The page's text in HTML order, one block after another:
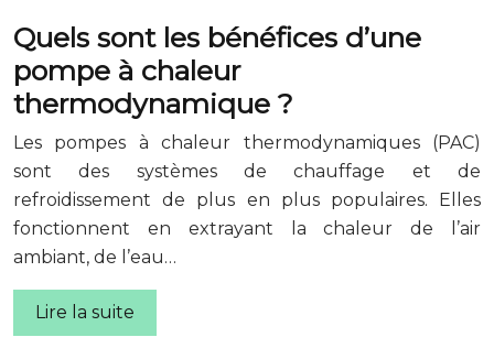
Quels sont les bénéfices d’une
pompe à chaleur
thermodynamique ?
Les pompes à chaleur thermodynamiques (PAC)
sont des systèmes de chauffage et de
refroidissement de plus en plus populaires. Elles
fonctionnent en extrayant la chaleur de l’air
ambiant, de l’eau…
Lire la suite